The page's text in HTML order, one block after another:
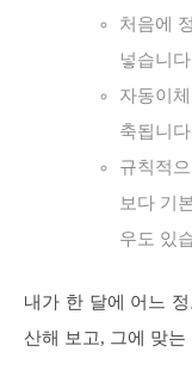
처음에
넣습니
자동이
축됩니
규칙적
보다 기
우도 있
내가 한 달에 어느
산해 보고, 그에 맞